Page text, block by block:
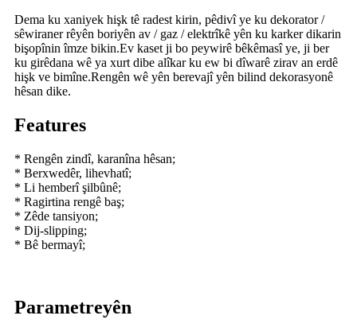
Dema ku xaniyek hişk tê radest kirin, pêdivî ye ku dekorator /
sêwiraner rêyên boriyên av / gaz / elektrîkê yên ku karker dikarin
bişopînin îmze bikin.Ev kaset ji bo peywirê bêkêmasî ye, ji ber
ku girêdana wê ya xurt dibe alîkar ku ew bi dîwarê zirav an erdê
hişk ve bimîne.Rengên wê yên berevajî yên bilind dekorasyonê
hêsan dike.
Features
* Rengên zindî, karanîna hêsan;
* Berxwedêr, lihevhatî;
* Li hemberî şilbûnê;
* Ragirtina rengê baş;
* Zêde tansiyon;
* Dij-slipping;
* Bê bermayî;
Parametreyên